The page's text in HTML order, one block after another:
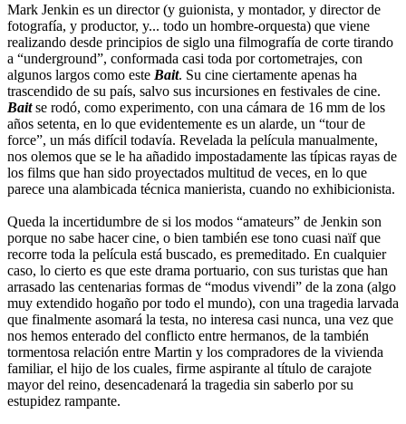
Mark Jenkin es un director (y guionista, y montador, y director de
fotografía, y productor, y... todo un hombre-orquesta) que viene
realizando desde principios de siglo una filmografía de corte tirando
a “underground”, conformada casi toda por cortometrajes, con
algunos largos como este Bait. Su cine ciertamente apenas ha
trascendido de su país, salvo sus incursiones en festivales de cine.
Bait se rodó, como experimento, con una cámara de 16 mm de los
años setenta, en lo que evidentemente es un alarde, un “tour de
force”, un más difícil todavía. Revelada la película manualmente,
nos olemos que se le ha añadido impostadamente las típicas rayas de
los films que han sido proyectados multitud de veces, en lo que
parece una alambicada técnica manierista, cuando no exhibicionista.
Queda la incertidumbre de si los modos “amateurs” de Jenkin son
porque no sabe hacer cine, o bien también ese tono cuasi naïf que
recorre toda la película está buscado, es premeditado. En cualquier
caso, lo cierto es que este drama portuario, con sus turistas que han
arrasado las centenarias formas de “modus vivendi” de la zona (algo
muy extendido hogaño por todo el mundo), con una tragedia larvada
que finalmente asomará la testa, no interesa casi nunca, una vez que
nos hemos enterado del conflicto entre hermanos, de la también
tormentosa relación entre Martin y los compradores de la vivienda
familiar, el hijo de los cuales, firme aspirante al título de carajote
mayor del reino, desencadenará la tragedia sin saberlo por su
estupidez rampante.